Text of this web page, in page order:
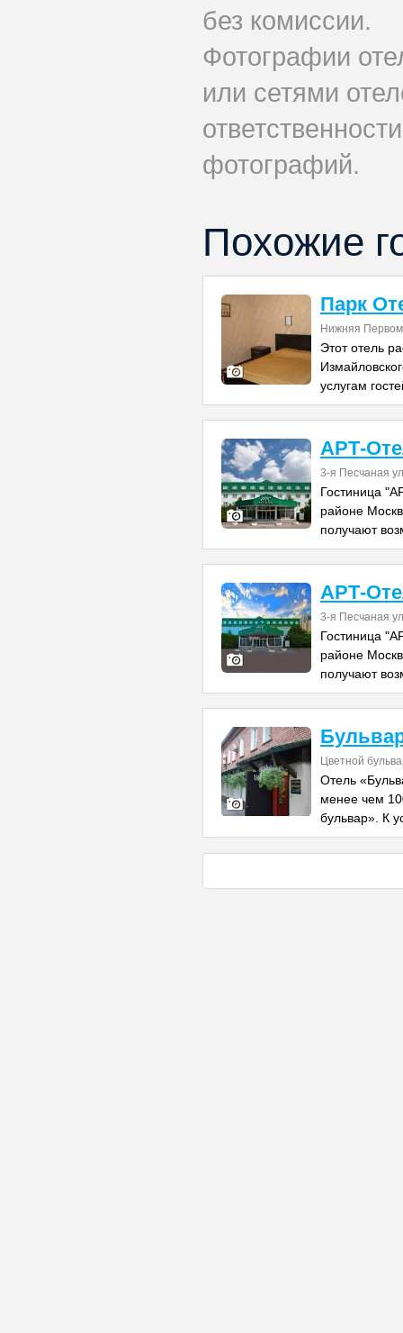
без комиссии.
Фотографии
или сетями
фотографий.
Похожие
Парк
Нижняя
Этот отель
услугам
АРТ-
3-я Песчаная
Гостиница
районе
получают
АРТ-
3-я Песчаная
Гостиница
районе
получают
Цветной
Отель
менее чем
бульвар». К